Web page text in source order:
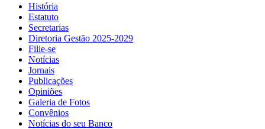
História
Estatuto
Secretarias
Diretoria Gestão 2025-2029
Filie-se
Notícias
Jornais
Publicações
Opiniões
Galeria de Fotos
Convênios
Notícias do seu Banco